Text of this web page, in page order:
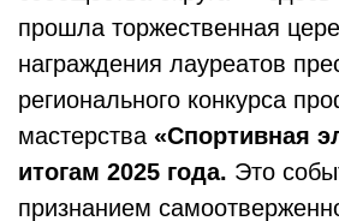
прошла торжественная
награждения лауреатов
регионального конкурса
мастерства «Спортивная
итогам 2025 года. Это
признанием